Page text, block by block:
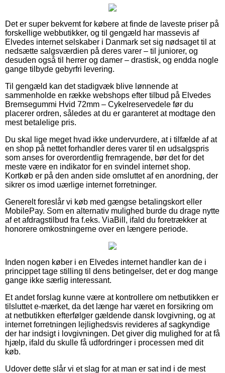
Det er super bekvemt for købere at finde de laveste priser på
forskellige webbutikker, og til gengæld har massevis af
Elvedes internet selskaber i Danmark set sig nødsaget til at
nedsætte salgsværdien på deres varer – til juniorer, og
desuden også til herrer og damer – drastisk, og endda nogle
gange tilbyde gebyrfri levering.
Til gengæld kan det stadigvæk blive lønnende at
sammenholde en række webshops efter tilbud på Elvedes
Bremsegummi Hvid 72mm – Cykelreservedele før du
placerer ordren, således at du er garanteret at modtage den
mest betalelige pris.
Du skal lige meget hvad ikke undervurdere, at i tilfælde af at
en shop på nettet forhandler deres varer til en udsalgspris
som anses for overordentlig fremragende, bør det for det
meste være en indikator for en svindel internet shop.
Kortkøb er på den anden side omsluttet af en anordning, der
sikrer os imod uærlige internet forretninger.
Generelt foreslår vi køb med gængse betalingskort eller
MobilePay. Som en alternativ mulighed burde du drage nytte
af et afdragstilbud fra f.eks. ViaBill, ifald du foretrækker at
honorere omkostningerne over en længere periode.
Inden nogen køber i en Elvedes internet handler kan de i
princippet tage stilling til dens betingelser, det er dog mange
gange ikke særlig interessant.
Et andet forslag kunne være at kontrollere om netbutikken er
tilsluttet e-mærket, da det længe har været en forsikring om
at netbutikken efterfølger gældende dansk lovgivning, og at
internet forretningen lejlighedsvis revideres af sagkyndige
der har indsigt i lovgivningen. Det giver dig mulighed for at få
hjælp, ifald du skulle få udfordringer i processen med dit
køb.
Udover dette slår vi et slag for at man er sat ind i de mest